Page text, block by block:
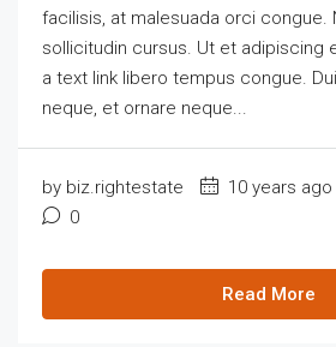
facilisis, at malesuada orci congue.
sollicitudin cursus. Ut et adipiscing
a text link libero tempus congue.
neque, et ornare neque...
by biz.rightestate 10 years ago
0
Read More